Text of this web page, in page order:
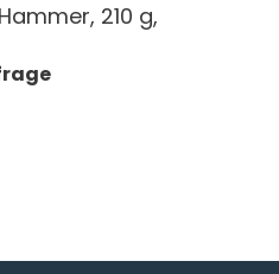
210 g,